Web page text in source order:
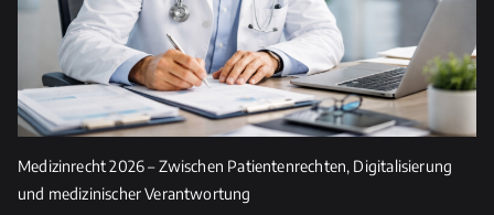
d
s
e
F
e
Medizinrecht 2026 – Zwischen Patientenrechten, Digitalisierung
und medizinischer Verantwortung